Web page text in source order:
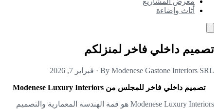
أثاث وإضاءة
داخلي فاخر لمنزلكم
By Modenese Gastone Interiors
·فبراير 7, 2026
تصميم داخلي فاخر للمجلس من Modenese Luxury Interiors
Modenese Luxury Interiors هو قمة الهندسة المعمارية والتصميم